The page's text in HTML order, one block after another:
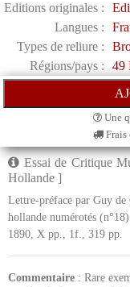
Editions originales :
Langues :
Types de reliure :
Régions/pays :
49
Une
Essai de Critique
Hollande ]
Lettre-préface par Guy de
hollande numérotés
1890, X pp., 1f., 319 pp.
Commentaire : Rare